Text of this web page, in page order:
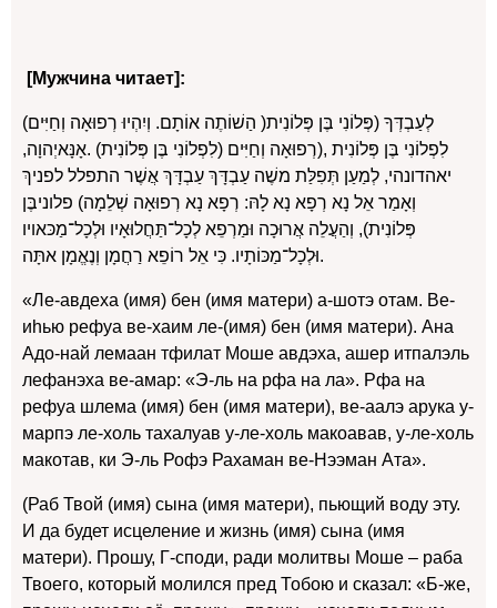
[Мужчина читает]:
לְעַבְדְּךָ (פְּלוֹנִי בֶּן פְּלוֹנִית( הַשׁוֹתֶה אוֹתָם. וְיִהְיוּ רְפוּאָה וְחַיִּים)
לִפְלוֹנִי בֶּן פְּלוֹנִית ,(רְפוּאָה וְחַיִּים (לִפְלוֹנִי בֶּן פְּלוֹנִית) .אָנָּאיְהוָה,
יאהדונהי, לְמַעַן תְּפִלַּת משֶׁה עַבְדָּךְ עַבְדָּךְ אֲשֶׁר התפלל לפניךְ
וְאָמַר אֵל נָא רְפָא נָא לָהּ: רְפָא נָא רְפוּאָה שְׁלֵמָה) פלוניבֶּן
פְּלוֹנִית), וְהַעֲלֵה אֲרוּכָה וּמַרְפֵא לְכָל־תַּחֲלוּאָיו וּלְכָל־מַכּאויו
וּלְכָל־מַכּוֹתָיו. כִּי אֵל רוֹפֵא רַחֲמָן וְנֶאֱמָן אתָּה.
«Ле-авдеха (имя) бен (имя матери) а-шотэ отам. Ве-
иhью рефуа ве-хаим ле-(имя) бен (имя матери). Ана
Адо-най лемаан тфилат Моше авдэха, ашер итпалэль
лефанэха ве-амар: «Э-ль на рфа на ла». Рфа на
рефуа шлема (имя) бен (имя матери), ве-аалэ арука у-
марпэ ле-холь тахалуав у-ле-холь макоавав, у-ле-холь
макотав, ки Э-ль Рофэ Рахаман ве-Нээман Ата».
(Раб Твой (имя) сына (имя матери), пьющий воду эту.
И да будет исцеление и жизнь (имя) сына (имя
матери). Прошу, Г-споди, ради молитвы Моше – раба
Твоего, который молился пред Тобою и сказал: «Б-же,